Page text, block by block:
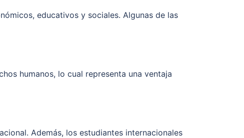
educativos y sociales. Algunas de las
humanos, lo cual representa una ventaja
Además, los estudiantes internacionales